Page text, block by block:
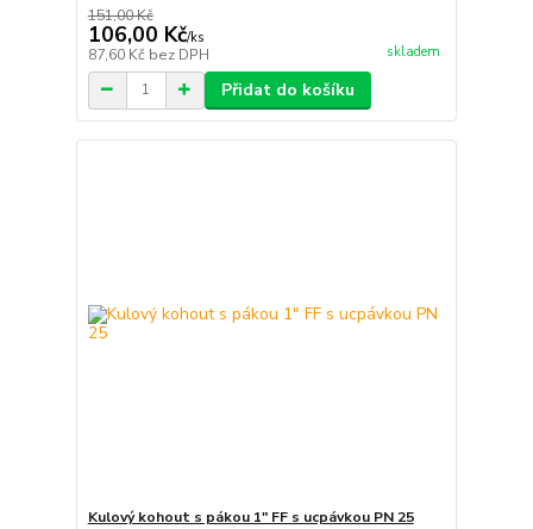
151,00 Kč
106,00 Kč/ks
87,60 Kč bez DPH skladem
Přidat do košíku
Kulový kohout s pákou 1" FF s ucpávkou PN 25